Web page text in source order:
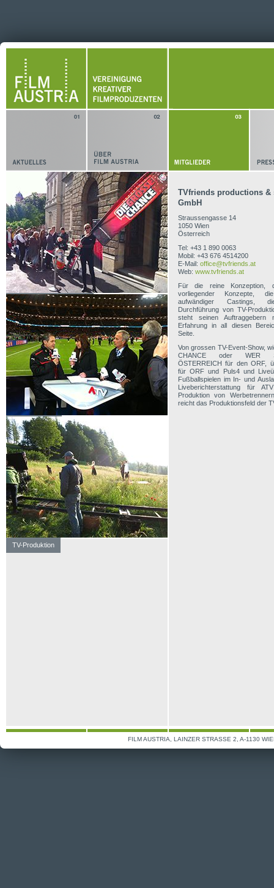
ORF - Die große Chance
ATV - Fussball
TV-Produktion
TVfriends productions &
GmbH
Straussengasse 14
1050 Wien
Österreich
Tel: +43 1 890 0063
Mobil: +43 676 4514200
E-Mail: office@tvfriends.at
Web: www.tvfriends.at
Für die reine Konzeption,
vorliegender Konzepte,
aufwändiger Castings,
Durchführung von TV-
steht seinen Auftraggebern
Erfahrung in all diesen
Seite.
Von grossen TV-Event-Show,
CHANCE oder WER
ÖSTERREICH für den ORF,
für ORF und Puls4 und
Fußballspielen im In- und
Liveberichterstattung für
Produktion von
reicht das Produktionsfeld der
FILM AUSTRIA, LAINZER STRASSE 2, A-1130